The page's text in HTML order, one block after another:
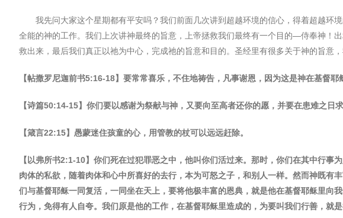
我先问大家这个星期都有平安吗？我们前面几次讲到超越环境的信心，得着超越环
全能的神的工作。我们上次讲神最终的旨意，上帝拯救我们最终有一个目的—侍奉神！
救出来，最后我们真正以祂为中心，完成祂的旨意和目的。圣经里有很多关于神的旨意
【帖撒罗尼迦前书5:16-18】要常常喜乐，不住地祷告，凡事谢恩，因为这是神在基督耶
【诗篇50:14-15】你们要以感谢为祭献与神，又要向至高者还你的愿，并要在患难之日
【箴言22:15】愚蒙迷住孩童的心，用管教的杖可以远远赶除。
【以弗所书2:1-10】你们死在过犯罪恶之中，他叫你们活过来。那时，你们在其中行事
肉体的私欲，随着肉体和心中所喜好的去行，本为可怒之子，和别人一样。然而神既
们与基督耶稣一同复活，一同坐在天上，要将他极丰富的恩典，就是他在基督耶稣里
行为，免得有人自夸。我们原是他的工作，在基督耶稣里造成的，为要叫我们行善，就是